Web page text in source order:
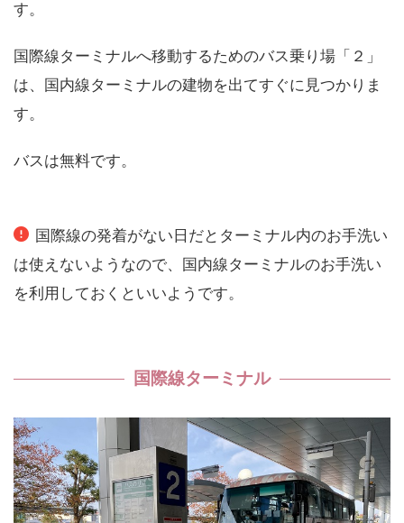
す。
国際線ターミナルへ移動するためのバス乗り場「２」
は、国内線ターミナルの建物を出てすぐに見つかりま
す。
バスは無料です。
国際線の発着がない日だとターミナル内のお手洗い
は使えないようなので、国内線ターミナルのお手洗い
を利用しておくといいようです。
国際線ターミナル